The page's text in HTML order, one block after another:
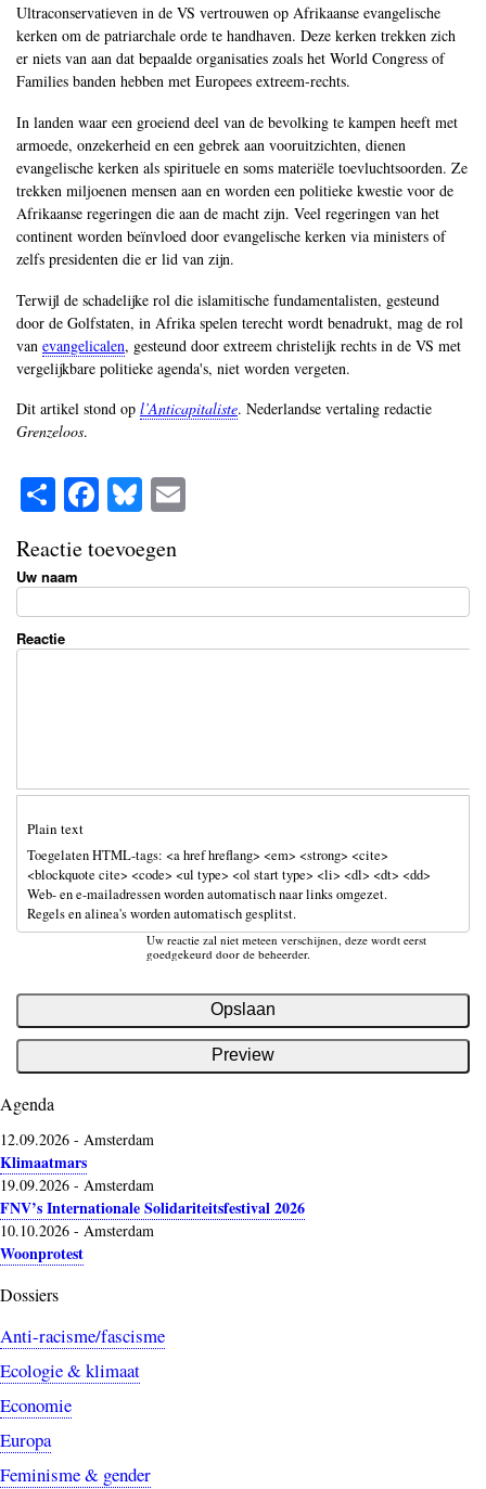
Ultraconservatieven in de VS vertrouwen op Afrikaanse evangelische
kerken om de patriarchale orde te handhaven. Deze kerken trekken zich
er niets van aan dat bepaalde organisaties zoals het World Congress of
Families banden hebben met Europees extreem-rechts.
In landen waar een groeiend deel van de bevolking te kampen heeft met
armoede, onzekerheid en een gebrek aan vooruitzichten, dienen
evangelische kerken als spirituele en soms materiële toevluchtsoorden. Ze
trekken miljoenen mensen aan en worden een politieke kwestie voor de
Afrikaanse regeringen die aan de macht zijn. Veel regeringen van het
continent worden beïnvloed door evangelische kerken via ministers of
zelfs presidenten die er lid van zijn.
Terwijl de schadelijke rol die islamitische fundamentalisten, gesteund
door de Golfstaten, in Afrika spelen terecht wordt benadrukt, mag de rol
van evangelicalen, gesteund door extreem christelijk rechts in de VS met
vergelijkbare politieke agenda's, niet worden vergeten.
Dit artikel stond op l’Anticapitaliste. Nederlandse vertaling redactie
Grenzeloos.
S
ha
re
Fa
ce
bo
ok
Bl
ue
sk
y
Reactie toevoegen
Uw naam
Reactie
Plain text
Toegelaten HTML-tags: <a href hreflang> <em> <strong> <cite>
<blockquote cite> <code> <ul type> <ol start type> <li> <dl> <dt> <dd>
Web- en e-mailadressen worden automatisch naar links omgezet.
Regels en alinea's worden automatisch gesplitst.
Uw reactie zal niet meteen verschijnen, deze wordt eerst
goedgekeurd door de beheerder.
Agenda
12.09.2026 - Amsterdam
Klimaatmars
19.09.2026 - Amsterdam
FNV’s Internationale Solidariteitsfestival 2026
10.10.2026 - Amsterdam
Woonprotest
Dossiers
Anti-racisme/fascisme
Ecologie & klimaat
Economie
Europa
Feminisme & gender